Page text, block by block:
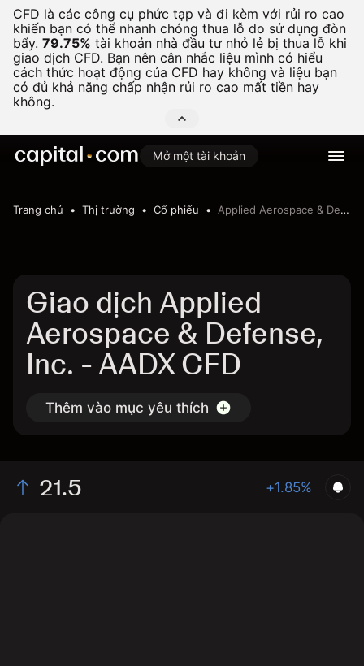
CFD là các công cụ phức tạp và đi kèm với rủi ro cao
khiến bạn có thể nhanh chóng thua lỗ do sử dụng đòn
bẩy. 79.75% tài khoản nhà đầu tư nhỏ lẻ bị thua lỗ khi
giao dịch CFD. Bạn nên cân nhắc liệu mình có hiểu
cách thức hoạt động của CFD hay không và liệu bạn
có đủ khả năng chấp nhận rủi ro cao mất tiền hay
không.
Mở một tài khoản
Trang chủ Thị trường Cổ phiếu Applied Aerospace & Defense, Inc.
Giao dịch Applied
Aerospace & Defense,
Inc. - AADX CFD
Thêm vào mục yêu thích
21.5 +1.85%